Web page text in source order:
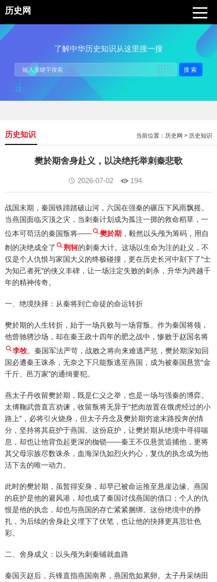
历史网
了解中华历史知识从这里搜一搜
搜索
当前位置： 历史网 > 历史知识
历史知识
樊於期舍身赴义，以决绝托举刺秦悲歌
2026-07-02 194
战国末期，秦国铁蹄踏破山河，六国在强秦的碾压下风雨飘摇。
当燕国面临灭顶之灾，当刺秦计划成为孤注一掷的救命稻草，一
位本可苟活的秦国叛将——
樊於期 ，毅然以头颅为筹码，用自
刎的决绝成全了
荆轲的刺秦大计。这场以生命为注的赴义，不
仅是个人仇恨与家国大义的终极碰撞，更在历史长河中刻下了“士
为知己者死”的侠义丰碑，让一场注定失败的刺杀，升华为跨越千
年的精神传奇。
一、绝境抉择：从秦将到亡命徒的命运转折
樊於期的人生转折，始于一场兵败与一场背叛。作为秦国将领，
他曾驰骋沙场，却在秦王政十四年的肥之战中，惨败于赵国名将
李牧。秦国军法严苛，战败之将向来难逃严惩，樊於期深知回
国必遭秦王诛杀，无奈之下只能叛逃至燕国，成为被秦国悬赏“金
千斤、邑万家”的通缉要犯。
燕太子丹收留樊於期，既是仁义之举，也是一场与强秦的博弈。
太傅鞠武曾直言劝谏，收留叛将无异于“把肉放置在饿虎经过的小
路上”，必将引火烧身，但太子丹念及樊於期穷途末路投奔的情
分，坚持将其庇护于燕国。这份庇护，让樊於期从绝境中寻得喘
息，却也让他背负起更深的枷锁——秦王不仅悬赏追捕他，更将
其父母宗族尽数诛杀，血海深仇如烈火灼心，复仇的执念成为他
活下去的唯一动力。
此时的樊於期，虽暂得安身，却早已被命运推至悬崖边缘。燕国
的庇护是他的避风港，却也成了秦国讨伐燕国的借口；个人的仇
恨是他的执念，却也与燕国的存亡紧紧捆绑。这份绝境中的挣
扎，为后续的舍身赴义埋下了伏笔，也让他的抉择更具悲壮色
彩。
二、舍身成义：以头颅为刺秦铺就血路
秦国灭赵后，兵锋直指燕国南界，燕国危如累卵。太子丹采纳田